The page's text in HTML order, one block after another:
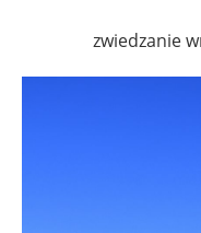
zwiedzanie